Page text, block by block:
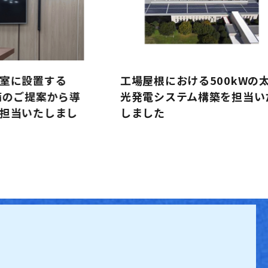
に設置する
ご提案から導
当いたしまし
工場屋根における500kWの
光発電システム構築を担当い
しました